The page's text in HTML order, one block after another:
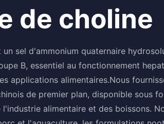
de choline
sel d'ammonium quaternaire
B, essentiel au fonctionnement
applications alimentaires.Nous
de premier plan, disponible sous
alimentaire et des boissons.